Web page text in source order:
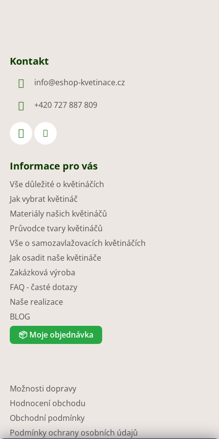
Kontakt
info@eshop-kvetinace.cz
+420 727 887 809
Informace pro vás
Vše důležité o květináčích
Jak vybrat květináč
Materiály našich květináčů
Průvodce tvary květináčů
Vše o samozavlažovacích květináčích
Jak osadit naše květináče
Zakázková výroba
FAQ - časté dotazy
Naše realizace
BLOG
📦 Moje objednávka
Možnosti dopravy
Hodnocení obchodu
Obchodní podmínky
Podmínky ochrany osobních údajů